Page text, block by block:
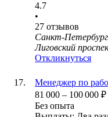
4.7
•
27 отзывов
Санкт-Петербург
Лиговский
Откликнуться
Менеджер по
81 000 – 100 000 ₽
Без опыта